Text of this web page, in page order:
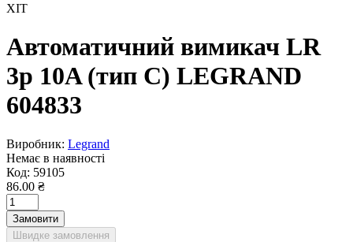
ХІТ
Автоматичний вимикач LR
3р 10A (тип С) LEGRAND
604833
Виробник: Legrand
Немає в наявності
Код: 59105
86.00 ₴
Замовити
Швидке замовлення